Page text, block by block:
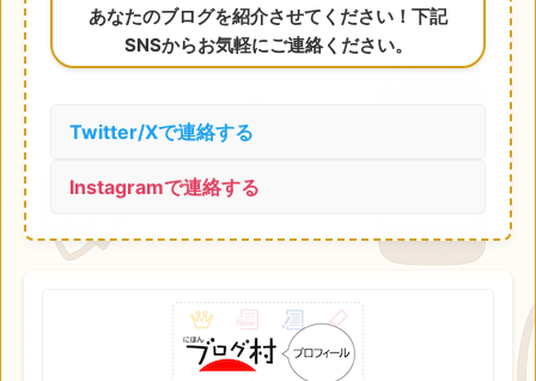
あなたのブログを紹介させてください！下記
SNSからお気軽にご連絡ください。
Twitter/Xで連絡する
Instagramで連絡する